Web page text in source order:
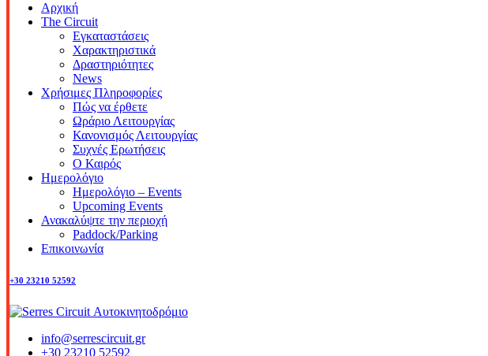
Αρχική
The Circuit
Εγκαταστάσεις
Χαρακτηριστικά
Δραστηριότητες
News
Χρήσιμες Πληροφορίες
Πώς να έρθετε
Ωράριο Λειτουργίας
Κανονισμός Λειτουργίας
Συχνές Ερωτήσεις
Ο Καιρός
Ημερολόγιο
Ημερολόγιο – Events
Upcoming Events
Ανακαλύψτε την περιοχή
Paddock/Parking
Επικοινωνία
+30 23210 52592
info@serrescircuit.gr
+30 23210 52592